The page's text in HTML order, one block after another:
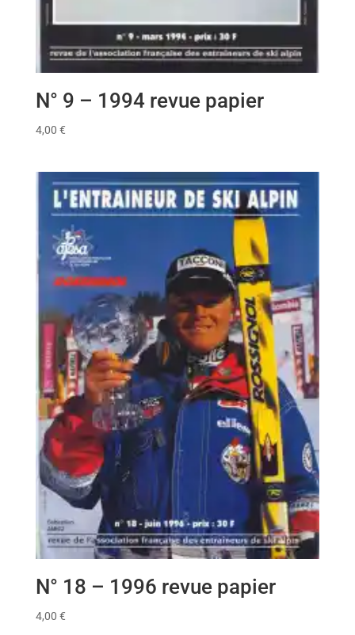
N° 9 – 1994 revue papier
4,00 €
N° 18 – 1996 revue papier
4,00 €